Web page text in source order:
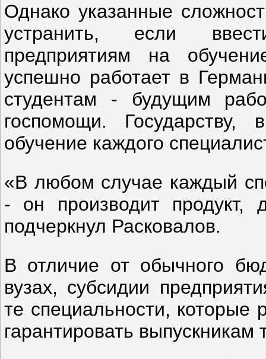
Однако указанные
устранить, если
предприятиям на
успешно работает в
студентам - будущим
госпомощи.
обучение каждого
«В любом случае каждый
- он производит продукт,
подчеркнул Расковалов.
В отличие от обычного
вузах, субсидии
те специальности,
гарантировать выпускникам